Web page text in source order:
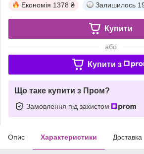
Економія 1378 ₴ Залишилось
Купити
або
Купити з
Що таке купити з Пром?
Замовлення під захистом
Опис Характеристики Доставка